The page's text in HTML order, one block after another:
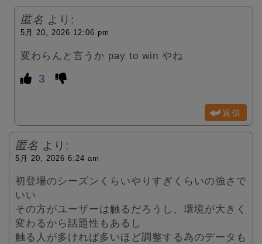
匿名 より:
5月 20, 2026 12:06 pm
変わらんと言うか pay to win やね
3
返信
匿名 より:
5月 20, 2026 6:24 am
初登場のシーズンくらいやりすぎくらいの強さで
いい
その方がユーザーは触るだろうし、環境が大きく
変わるから話題性もあるし
触る人が多ければ多いほど調整する為のデータも